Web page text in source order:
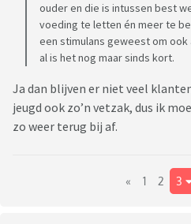
ouder en die is intussen best
voeding te letten én meer te
een stimulans geweest om
al is het nog maar sinds kort.
Ja dan blijven er niet veel
jeugd ook zo’n vetzak, dus ik
zo weer terug bij af.
« 1 2 3